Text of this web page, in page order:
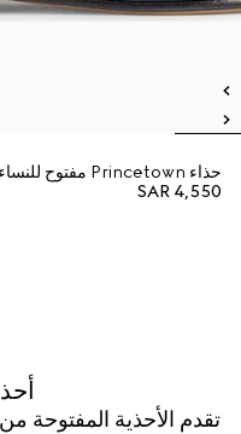
حذاء Princetown مفتوح للنساء
SAR 4,550
تقدم الأحذية المفتوحة